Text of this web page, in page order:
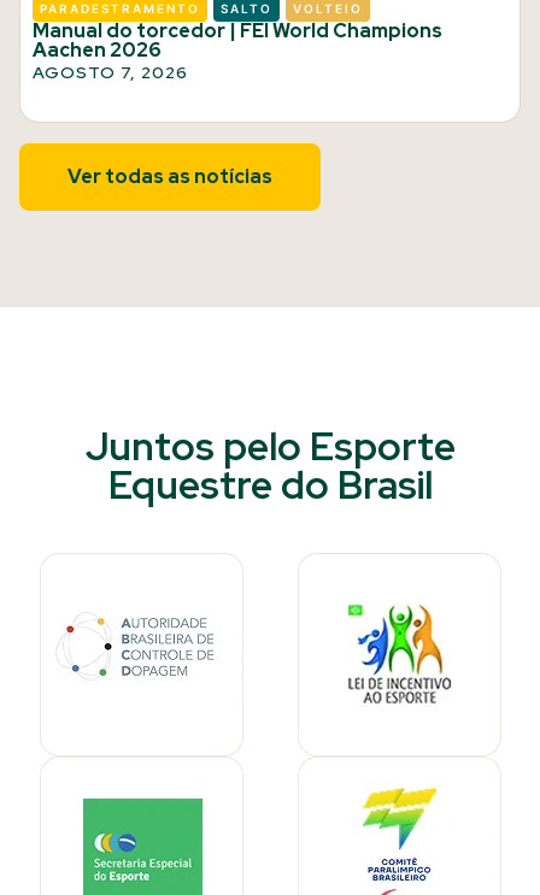
PARADESTRAMENTO SALTO VOLTEIO
Manual do torcedor | FEI World Champions
Aachen 2026
AGOSTO 7, 2026
Ver todas as notícias
Juntos pelo Esporte
Equestre do Brasil​